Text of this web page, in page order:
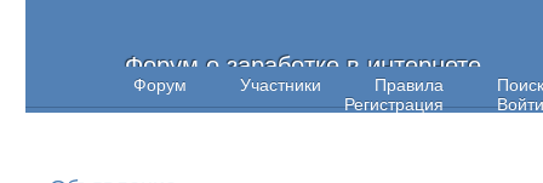
Форум о заработке в интернете
Форум Участники Правила
Поиск
Регистрация
Войти